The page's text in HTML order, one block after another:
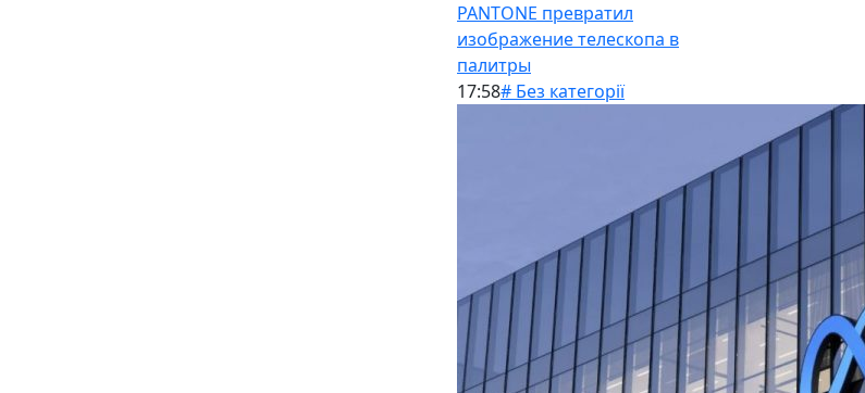
PANTONE превратил
изображение телескопа в
палитры
17:58# Без категорії